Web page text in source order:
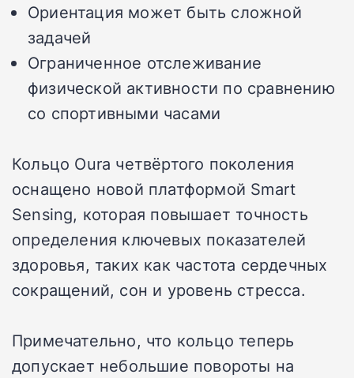
Ориентация может быть сложной
задачей
Ограниченное отслеживание
физической активности по сравнению
со спортивными часами
Кольцо Oura четвёртого поколения
оснащено новой платформой Smart
Sensing, которая повышает точность
определения ключевых показателей
здоровья, таких как частота сердечных
сокращений, сон и уровень стресса.
Примечательно, что кольцо теперь
допускает небольшие повороты на